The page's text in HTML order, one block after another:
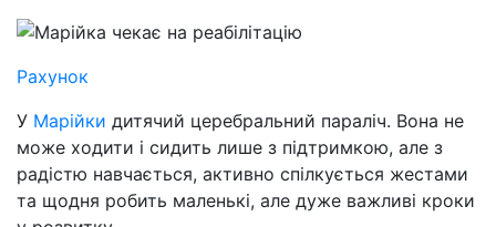
Рахунок
У Марійки дитячий церебральний параліч. Вона не
може ходити і сидить лише з підтримкою, але з
радістю навчається, активно спілкується жестами
та щодня робить маленькі, але дуже важливі кроки